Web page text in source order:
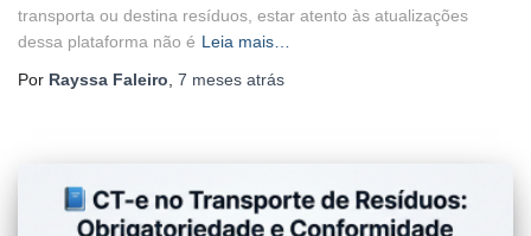
transporta ou destina resíduos, estar atento às atualizações
dessa plataforma não é Leia mais…
Por Rayssa Faleiro 7 meses atrás